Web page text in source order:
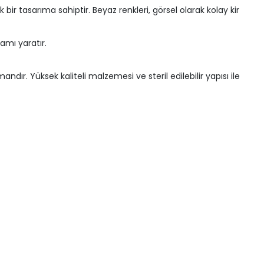
tasarıma sahiptir. Beyaz renkleri, görsel olarak kolay kir
yaratır.
Yüksek kaliteli malzemesi ve steril edilebilir yapısı ile